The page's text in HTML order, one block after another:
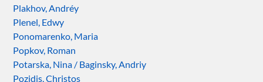
Plakhov, Andréy
Plenel, Edwy
Ponomarenko, Maria
Popkov, Roman
Potarska, Nina / Baginsky, Andriy
Pozidis, Christos